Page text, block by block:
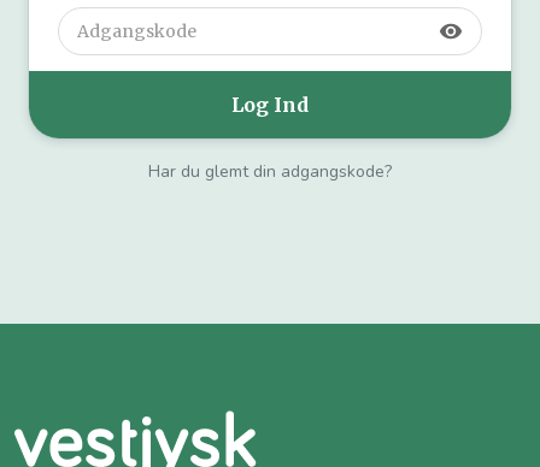
visibility
Har du glemt din adgangskode?